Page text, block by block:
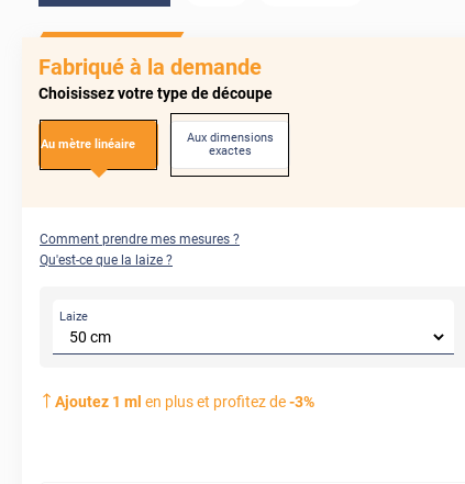
Fabriqué à la demande
Choisissez votre type de découpe
Au mètre linéaire
Aux dimensions
exactes
Comment prendre mes mesures ?
Qu'est-ce que la laize ?
Laize
Ajoutez 1 ml en plus et profitez de-3%